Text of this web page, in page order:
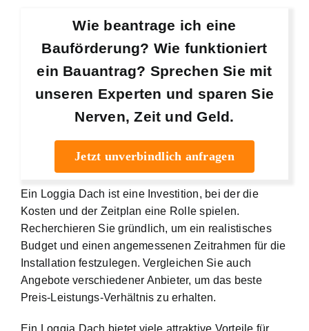
Wie beantrage ich eine
Bauförderung? Wie funktioniert
ein Bauantrag? Sprechen Sie mit
unseren Experten und sparen Sie
Nerven, Zeit und Geld.
Jetzt unverbindlich anfragen
Ein Loggia Dach ist eine Investition, bei der die
Kosten und der Zeitplan eine Rolle spielen.
Recherchieren Sie gründlich, um ein realistisches
Budget und einen angemessenen Zeitrahmen für die
Installation festzulegen. Vergleichen Sie auch
Angebote verschiedener Anbieter, um das beste
Preis-Leistungs-Verhältnis zu erhalten.
Ein Loggia Dach bietet viele attraktive Vorteile für